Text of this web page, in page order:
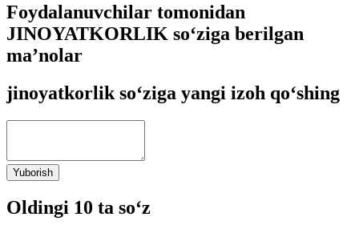
Foydalanuvchilar tomonidan
JINOYATKORLIK so‘ziga berilgan
ma’nolar
jinoyatkorlik so‘ziga yangi izoh qo‘shing
Yuborish
Oldingi 10 ta so‘z